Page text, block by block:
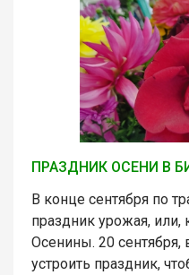
ПРАЗДНИК ОСЕНИ В
В конце сентября по
праздник урожая,
Осенины. 20
устроить праздник,